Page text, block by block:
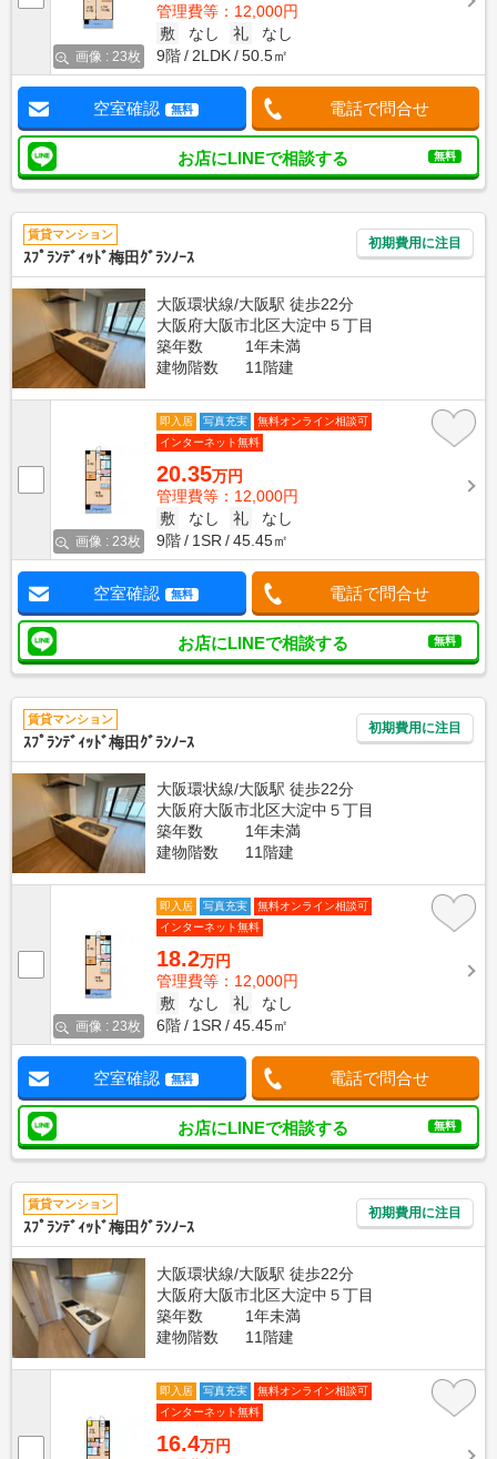
画像 : 23枚
管理費等：12,000円
敷
なし 礼
なし
9階
2LDK 50.5㎡
空室確認 無料 電話で問合せ
お店にLINEで相談する 無料
賃貸マンション
ｽﾌﾟﾗﾝﾃﾞｨｯﾄﾞ梅田ｸﾞﾗﾝﾉｰｽ
初期費用に注目
大阪環状線/大阪駅 徒歩22分
大阪府大阪市北区大淀中５丁目
築年数
1年未満
建物階数
11階建
画像 : 23枚
即入居 写真充実
無料オンライン相談可
インターネット無料
20.35万円
管理費等：12,000円
敷
なし 礼
なし
9階
1SR 45.45㎡
空室確認 無料 電話で問合せ
お店にLINEで相談する 無料
賃貸マンション
ｽﾌﾟﾗﾝﾃﾞｨｯﾄﾞ梅田ｸﾞﾗﾝﾉｰｽ
初期費用に注目
大阪環状線/大阪駅 徒歩22分
大阪府大阪市北区大淀中５丁目
築年数
1年未満
建物階数
11階建
画像 : 23枚
即入居 写真充実
無料オンライン相談可
インターネット無料
18.2万円
管理費等：12,000円
敷
なし 礼
なし
6階
1SR 45.45㎡
空室確認 無料 電話で問合せ
お店にLINEで相談する 無料
賃貸マンション
ｽﾌﾟﾗﾝﾃﾞｨｯﾄﾞ梅田ｸﾞﾗﾝﾉｰｽ
初期費用に注目
大阪環状線/大阪駅 徒歩22分
大阪府大阪市北区大淀中５丁目
築年数
1年未満
建物階数
11階建
即入居 写真充実
無料オンライン相談可
インターネット無料
16.4万円